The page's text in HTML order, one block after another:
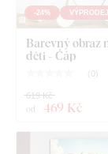
-24%
Barevný obraz
děti - Čáp
( 0)
od 469 Kč
619 Kč